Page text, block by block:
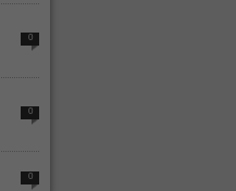
0
0
0